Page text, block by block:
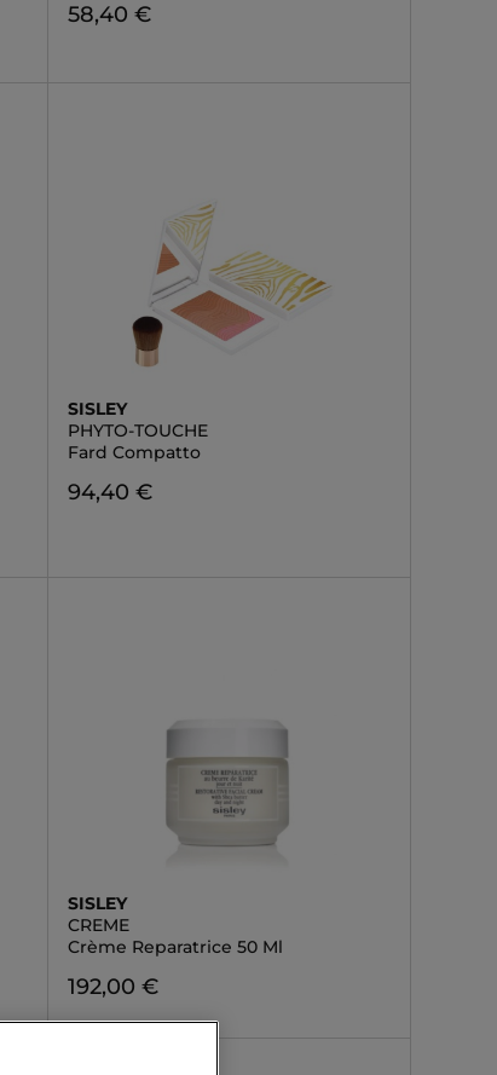
58,40 €
SISLEY
PHYTO-TOUCHE
Fard Compatto
94,40 €
SISLEY
CREME
Crème Reparatrice 50 Ml
192,00 €